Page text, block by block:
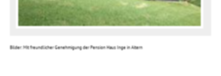
Bilder: Mit freundlicher Genehmigung der Pension Haus Inge in Aitern